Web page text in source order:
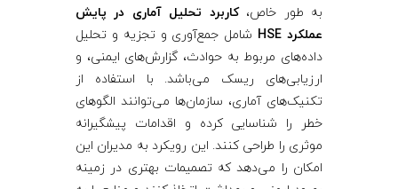
ش
به طور خاص،کاربرد تحلیل آماری در پایش
عملکرد HSE
شامل جمع‌آوری و تجزیه و تحلیل
داده‌های مربوط به حوادث، گزارش‌های ایمنی، و
ارزیابی‌های ریسک می‌باشد. با استفاده از
تکنیک‌های آماری، سازمان‌ها می‌توانند الگوهای
خطر را شناسایی کرده و اقدامات پیشگیرانه
موثری را طراحی کنند. این رویکرد به مدیران این
امکان را می‌دهد که تصمیمات بهتری در زمینه